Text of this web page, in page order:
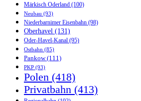
Märkisch Oderland (100)
Neubau (93)
Niederbarnimer Eisenbahn (98)
Oberhavel (131)
Oder-Havel-Kanal (95)
Ostbahn (85)
Pankow(111)
PKP (93)
Polen (418)
Privatbahn (413)